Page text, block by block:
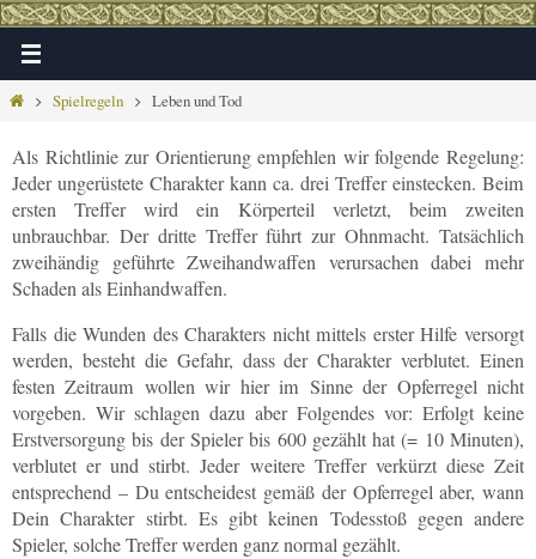
Zum
Inhalt
springen
HomeSpielregeln Leben und Tod
Als Richtlinie zur Orientierung empfehlen wir folgende Regelung:
Jeder ungerüstete Charakter kann ca. drei Treffer einstecken. Beim
ersten Treffer wird ein Körperteil verletzt, beim zweiten
unbrauchbar. Der dritte Treffer führt zur Ohnmacht. Tatsächlich
zweihändig geführte Zweihandwaffen verursachen dabei mehr
Schaden als Einhandwaffen.
Falls die Wunden des Charakters nicht mittels erster Hilfe versorgt
werden, besteht die Gefahr, dass der Charakter verblutet. Einen
festen Zeitraum wollen wir hier im Sinne der Opferregel nicht
vorgeben. Wir schlagen dazu aber Folgendes vor: Erfolgt keine
Erstversorgung bis der Spieler bis 600 gezählt hat (= 10 Minuten),
verblutet er und stirbt. Jeder weitere Treffer verkürzt diese Zeit
entsprechend – Du entscheidest gemäß der Opferregel aber, wann
Dein Charakter stirbt. Es gibt keinen Todesstoß gegen andere
Spieler, solche Treffer werden ganz normal gezählt.